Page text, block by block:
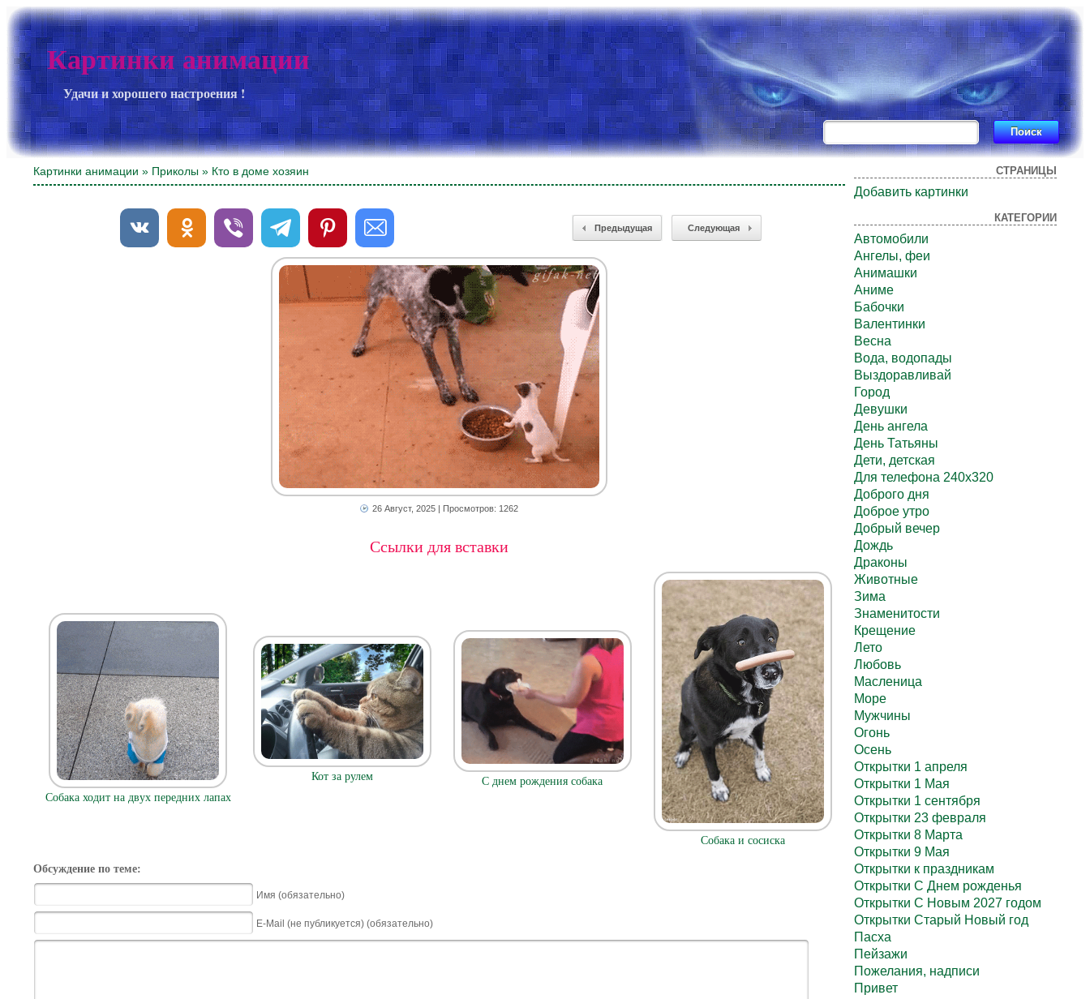
Картинки анимации
Удачи и хорошего настроения !
Картинки анимации » Приколы » Кто в доме хозяин
Предыдущая Следующая
26 Август, 2025| Просмотров: 1262
Ссылки для вставки
Собака ходит на двух передних лапах
Кот за рулем С днем рождения собака
Собака и сосиска
Обсуждение по теме:
Имя (обязательно)
E-Mail (не публикуется) (обязательно)
СТРАНИЦЫ
Добавить картинки
КАТЕГОРИИ
Автомобили
Ангелы, феи
Анимашки
Аниме
Бабочки
Валентинки
Весна
Вода, водопады
Выздоравливай
Город
Девушки
День ангела
День Татьяны
Дети, детская
Для телефона 240х320
Доброго дня
Доброе утро
Добрый вечер
Дождь
Драконы
Животные
Зима
Знаменитости
Крещение
Лето
Любовь
Масленица
Море
Мужчины
Огонь
Осень
Открытки 1 апреля
Открытки 1 Мая
Открытки 1 сентября
Открытки 23 февраля
Открытки 8 Марта
Открытки 9 Мая
Открытки к праздникам
Открытки С Днем рожденья
Открытки С Новым 2027 годом
Открытки Старый Новый год
Пасха
Пейзажи
Пожелания, надписи
Привет